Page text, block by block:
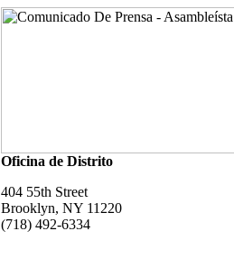
Oficina de Distrito
404 55th Street
Brooklyn, NY 11220
(718) 492-6334